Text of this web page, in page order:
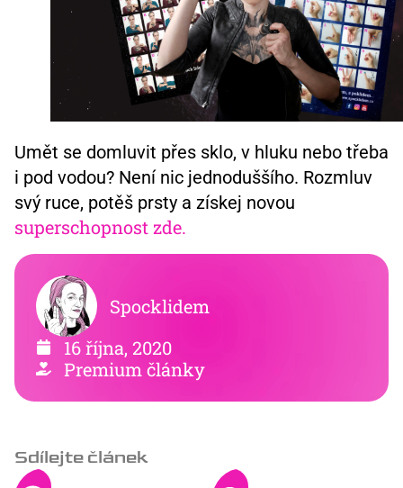
Umět se domluvit přes sklo, v hluku nebo třeba
i pod vodou? Není nic jednoduššího. Rozmluv
svý ruce, potěš prsty a získej novou
superschopnost zde.
Spocklidem
16 října, 2020
Premium články
Sdílejte článek